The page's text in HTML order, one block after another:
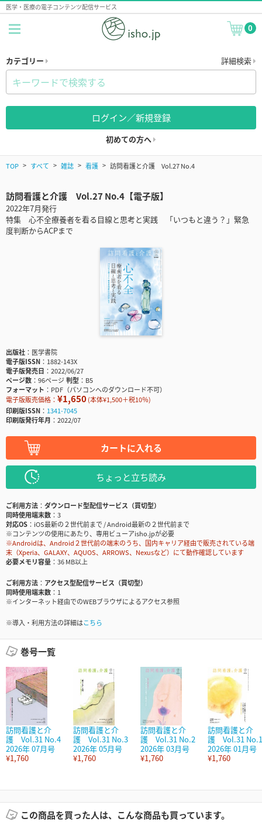
医学・医療の電子コンテンツ配信サービス
0
カテゴリー 詳細検索
ログイン／新規登録
初めての方へ
TOP すべて 雑誌 看護 訪問看護と介護 Vol.27 No.4
訪問看護と介護 Vol.27 No.4【電子版】
2022年7月発行
特集 心不全療養者を看る目線と思考と実践 「いつもと違う？」緊急
度判断からACPまで
出版社
医学書院
電子版ISSN
1882-143X
電子版発売日
2022/06/27
ページ数
96ページ判型
B5
フォーマット
PDF（パソコンへのダウンロード不可）
電子版販売価格： ¥1,650(本体¥1,500＋税10％)
印刷版ISSN
1341-7045
印刷版発行年月
2022/07
カートに入れる
ちょっと立ち読み
ご利用方法
ダウンロード型配信サービス（買切型）
同時使用端末数
3
対応OS
iOS最新の２世代前まで / Android最新の２世代前まで
※コンテンツの使用にあたり、専用ビューアisho.jpが必要
※Androidは、Android２世代前の端末のうち、国内キャリア経由で販売されている端
末（Xperia、GALAXY、AQUOS、ARROWS、Nexusなど）にて動作確認しています
必要メモリ容量
36 MB以上
ご利用方法
アクセス型配信サービス（買切型）
同時使用端末数
1
※インターネット経由でのWEBブラウザによるアクセス参照
※導入・利用方法の詳細はこちら
巻号一覧
訪問看護と介
護 Vol.31 No.4
2026年 07月号
¥1,760
訪問看護と介
護 Vol.31 No.3
2026年 05月号
¥1,760
訪問看護と介
護 Vol.31 No.2
2026年 03月号
¥1,760
訪問看護と介
護 Vol.31 No.1
2026年 01月号
¥1,760
この商品を買った人は、こんな商品も買っています。